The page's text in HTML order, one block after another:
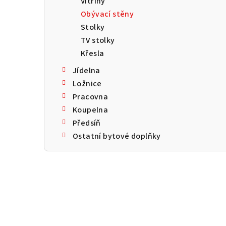
Obývací stěny
Stolky
TV stolky
Křesla
Jídelna
Ložnice
Pracovna
Koupelna
Předsíň
Ostatní bytové doplňky